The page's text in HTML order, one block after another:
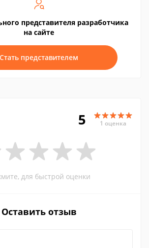
представителя разработчика
на сайте
Стать представителем
5 1 оценка
для быстрой оценки
Оставить отзыв